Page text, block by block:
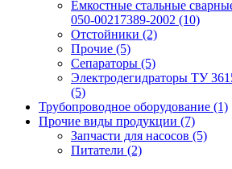
Емкостные стальные
050-00217389-2002 (10)
Отстойники (2)
Прочие (5)
Сепараторы (5)
Электродегидраторы ТУ
(5)
Трубопроводное оборудование (1)
Прочие виды продукции (7)
Запчасти для насосов (5)
Питатели (2)